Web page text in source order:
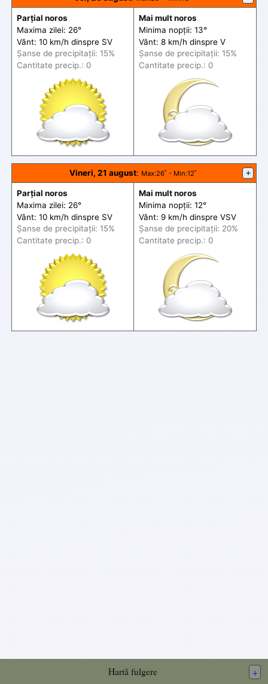
Parțial noros
Maxima zilei: 26°
Vânt: 10 km/h dinspre SV
Șanse de precipitații: 15%
Cantitate precip.: 0
Mai mult noros
Minima nopții: 13°
Vânt: 8 km/h dinspre V
Șanse de precipitații: 15%
Cantitate precip.: 0
Vineri, 21 august: Max:26˚ - Min:12˚ +
Parțial noros
Maxima zilei: 26°
Vânt: 10 km/h dinspre SV
Șanse de precipitații: 15%
Cantitate precip.: 0
Mai mult noros
Minima nopții: 12°
Vânt: 9 km/h dinspre VSV
Șanse de precipitații: 20%
Cantitate precip.: 0
Hartă fulgere +